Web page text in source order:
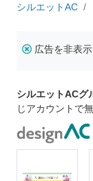
シルエットAC
広告を非表
シルエットACグ
じアカウントで